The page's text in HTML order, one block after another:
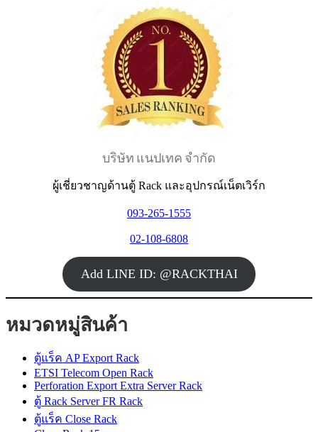
฿ 12,885.
บริษัท แนปเทค จำกัด
ผู้เชี่ยวชาญด้านตู้ Rack และอุปกรณ์เน็ตเวิร์ก
093-265-1555
02-108-6808
Add LINE ID: @RACKTHAI
หมวดหมู่สินค้า
ตู้แร็ค AP Export Rack
ETSI Telecom Open Rack
Perforation Export Extra Server Rack
ตู้ Rack Server FR Rack
ตู้แร็ค Close Rack